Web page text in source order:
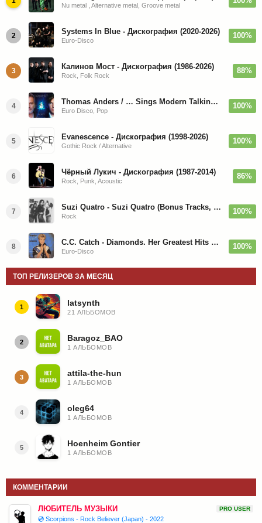
Nu metal , Alternative metal, Groove metal
2 Systems In Blue - Дискография (2020-2026)
Euro-Disco
100%
3 Калинов Мост - Дискография (1986-2026)
Rock, Folk Rock
88%
4 Thomas Anders / … Sings Modern Talking: The Best hi-res
Euro Disco, Pop
100%
5 Evanescence - Дискография (1998-2026)
Gothic Rock / Alternative
100%
6 Чёрный Лукич - Дискография (1987-2014)
Rock, Punk, Acoustic
86%
7 Suzi Quatro - Suzi Quatro (Bonus Tracks, Remaster) 1973/2022
Rock
100%
8 C.C. Catch - Diamonds. Her Greatest Hits 1988
Euro-Disco
100%
ТОП РЕЛИЗЕРОВ ЗА МЕСЯЦ
1 latsynth
21 АЛЬБОМОВ
2 Baragoz_BAO
1 АЛЬБОМОВ
3 attila-the-hun
1 АЛЬБОМОВ
4 oleg64
1 АЛЬБОМОВ
5 Hoenheim Gontier
1 АЛЬБОМОВ
КОММЕНТАРИИ
ЛЮБИТЕЛЬ МУЗЫКИ PRO USER
💿 Scorpions - Rock Believer (Japan) - 2022